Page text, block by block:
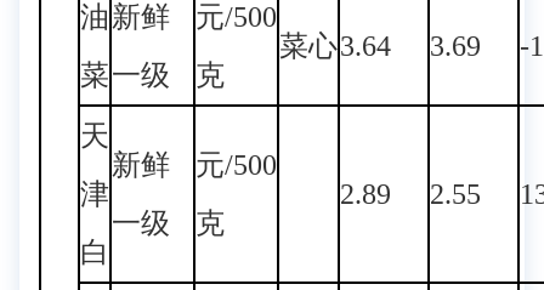
油
菜
新鲜
一级
元/500
克
菜心3.64 3.69 -
天
津
白
新鲜
一级
元/500
克
2.89 2.55